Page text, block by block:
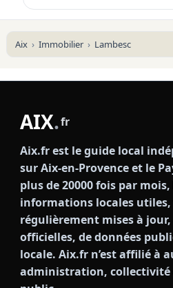
Aix Immobilier Lambesc
AIX.fr
Aix.fr est le guide local
sur Aix-en-Provence et le
plus de 20000 fois par
informations locales utiles,
régulièrement mises à
officielles, de données
locale. Aix.fr n’est affilié à
administration, collectivité